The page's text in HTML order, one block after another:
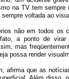
na TV tem
voltada ao
não em todos
a ponto de virar
mas
possa render
, afirma que as